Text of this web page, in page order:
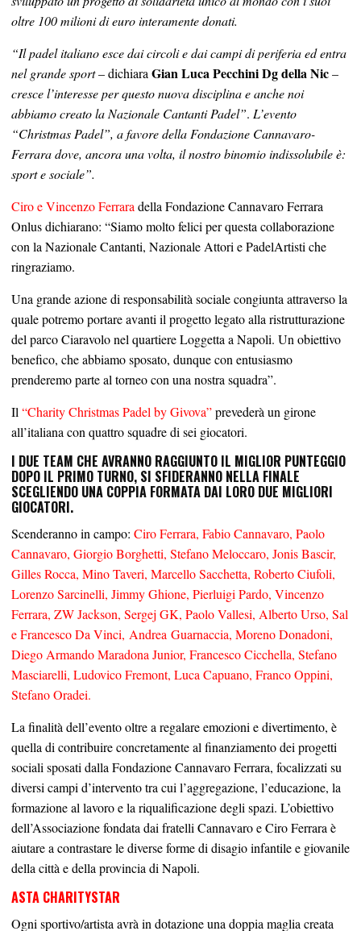
oltre 100 milioni di euro interamente donati.
“Il padel italiano esce dai circoli e dai campi di periferia ed entra
nel grande sport– dichiaraGian Luca Pecchini Dg della Nic–
cresce l’interesse per questo nuova disciplina e anche noi
abbiamo creato la Nazionale Cantanti Padel”. L’evento
“Christmas Padel”, a favore della Fondazione Cannavaro-
Ferrara dove, ancora una volta, il nostro binomio indissolubile è:
sport e sociale”.
Ciro e Vincenzo Ferraradella Fondazione Cannavaro Ferrara
Onlus dichiarano: “Siamo molto felici per questa collaborazione
con la Nazionale Cantanti, Nazionale Attori e PadelArtisti che
ringraziamo.
Una grande azione di responsabilità sociale congiunta attraverso la
quale potremo portare avanti il progetto legato alla ristrutturazione
del parco Ciaravolo nel quartiere Loggetta a Napoli. Un obiettivo
benefico, che abbiamo sposato, dunque con entusiasmo
prenderemo parte al torneo con una nostra squadra”.
Il“Charity Christmas Padel by Givova”prevederà un girone
all’italiana con quattro squadre di sei giocatori.
I DUE TEAM CHE AVRANNO RAGGIUNTO IL MIGLIOR PUNTEGGIO
DOPO IL PRIMO TURNO, SI SFIDERANNO NELLA FINALE
SCEGLIENDO UNA COPPIA FORMATA DAI LORO DUE MIGLIORI
GIOCATORI.
Scenderanno in campo: Ciro Ferrara, Fabio Cannavaro, Paolo
Cannavaro, Giorgio Borghetti, Stefano Meloccaro, Jonis Bascir,
Gilles Rocca, Mino Taveri, Marcello Sacchetta, Roberto Ciufoli,
Lorenzo Sarcinelli, Jimmy Ghione, Pierluigi Pardo, Vincenzo
Ferrara, ZW Jackson, Sergej GK, Paolo Vallesi, Alberto Urso, Sal
e Francesco Da Vinci, Andrea Guarnaccia, Moreno Donadoni,
Diego Armando Maradona Junior, Francesco Cicchella, Stefano
Masciarelli, Ludovico Fremont, Luca Capuano, Franco Oppini,
Stefano Oradei.
La finalità dell’evento oltre a regalare emozioni e divertimento, è
quella di contribuire concretamente al finanziamento dei progetti
sociali sposati dalla Fondazione Cannavaro Ferrara, focalizzati su
diversi campi d’intervento tra cui l’aggregazione, l’educazione, la
formazione al lavoro e la riqualificazione degli spazi. L’obiettivo
dell’Associazione fondata dai fratelli Cannavaro e Ciro Ferrara è
aiutare a contrastare le diverse forme di disagio infantile e giovanile
della città e della provincia di Napoli.
ASTA CHARITYSTAR
Ogni sportivo/artista avrà in dotazione una doppia maglia creata